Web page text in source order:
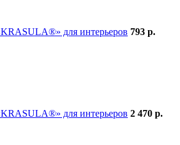
для интерьеров 793 р.
для интерьеров 2 470 р.